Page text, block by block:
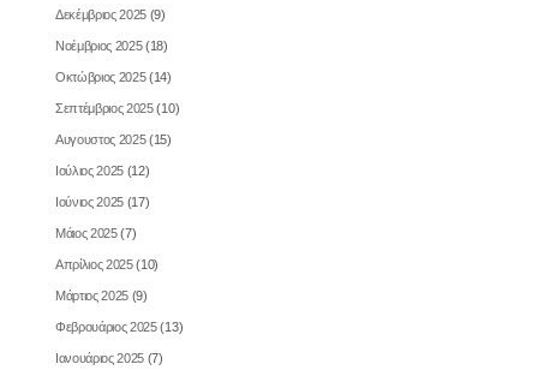
Δεκέμβριος 2025 (9)
Νοέμβριος 2025(18)
Οκτώβριος 2025(14)
Σεπτέμβριος 2025(10)
Αυγουστος 2025(15)
Ιούλιος 2025 (12)
Ιούνιος 2025 (17)
Μάιος 2025(7)
Απρίλιος 2025(10)
Μάρτιος 2025 (9)
Φεβρουάριος 2025(13)
Ιανουάριος 2025 (7)